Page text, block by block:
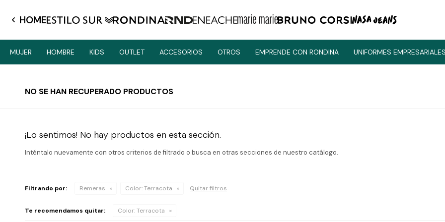
HOME
MUJER HOMBRE KIDS OUTLET ACCESORIOS OTROS EMPRENDE CON RONDINA UNIFORMES
NO SE HAN RECUPERADO PRODUCTOS
¡Lo sentimos! No hay productos en esta sección.
Inténtalo nuevamente con otros criterios de filtrado o busca en otras secciones de nuestro catálogo.
Filtrando por: Remeras Color:Terracota Quitar filtros
Te recomendamos quitar: Color:Terracota